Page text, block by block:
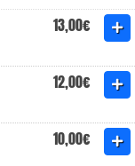
13,00€
12,00€
10,00€